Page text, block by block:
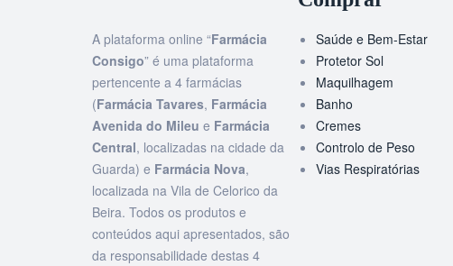
A plataforma online “Farmácia
Consigo” é uma plataforma
pertencente a 4 farmácias
(Farmácia Tavares, Farmácia
Avenida do Mileu e Farmácia
Central, localizadas na cidade da
Guarda) e Farmácia Nova,
localizada na Vila de Celorico da
Beira. Todos os produtos e
conteúdos aqui apresentados, são
da responsabilidade destas 4
Saúde e Bem-Estar
Protetor Sol
Maquilhagem
Banho
Cremes
Controlo de Peso
Vias Respiratórias